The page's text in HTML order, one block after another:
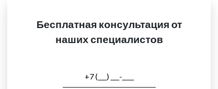
Бесплатная консультация от
наших специалистов